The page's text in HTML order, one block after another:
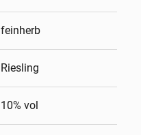
feinherb
Riesling
10% vol